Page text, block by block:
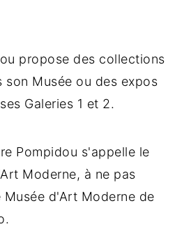
propose des collections
son Musée ou des expos
Galeries 1 et 2.
Pompidou s'appelle le
Moderne, à ne pas
d'Art Moderne de